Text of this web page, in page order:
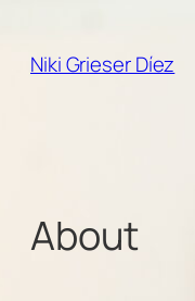
springen
Niki Grieser Díez
About